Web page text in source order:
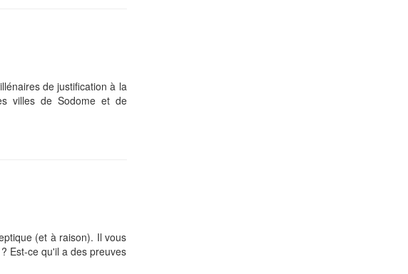
de justification à la
villes de Sodome et de
(et à raison). Il vous
Est-ce qu'il a des preuves